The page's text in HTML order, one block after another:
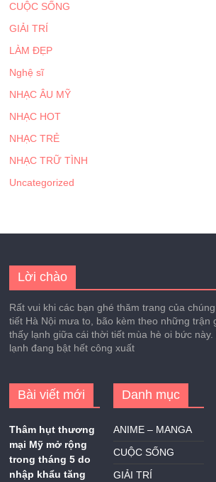
CUỘC SỐNG
GIẢI TRÍ
LÀM ĐẸP
Nghệ sĩ
NHẠC ÂU MỸ
NHẠC HOT
NHẠC TRẺ
NHẠC TRỮ TÌNH
Uncategorized
Lời chào
Rất vui khi các bạn ghé thăm trang của
tiết Hà Nội mưa to, bão kèm theo những trận
thấy lạnh giữa cái thời tiết mùa hè oi bức
lạnh đang bật hết công xuất
Bài viết mới
Thâm hụt thương
mại Mỹ mở rộng
trong tháng 5 do
nhập khẩu tăng
Danh mục
ANIME – MANGA
CUỘC SỐNG
GIẢI TRÍ